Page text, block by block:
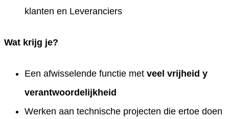
klanten en Leveranciers
Wat krijg je?
Een afwisselende functie met veel vrijheid y
verantwoordelijkheid
Werken aan technische projecten die ertoe doen